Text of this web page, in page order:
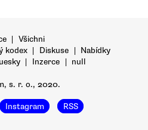
| Všichni
kodex | Diskuse | Nabídky
| Inzerce | null
s. r. o., 2020.
Instagram RSS